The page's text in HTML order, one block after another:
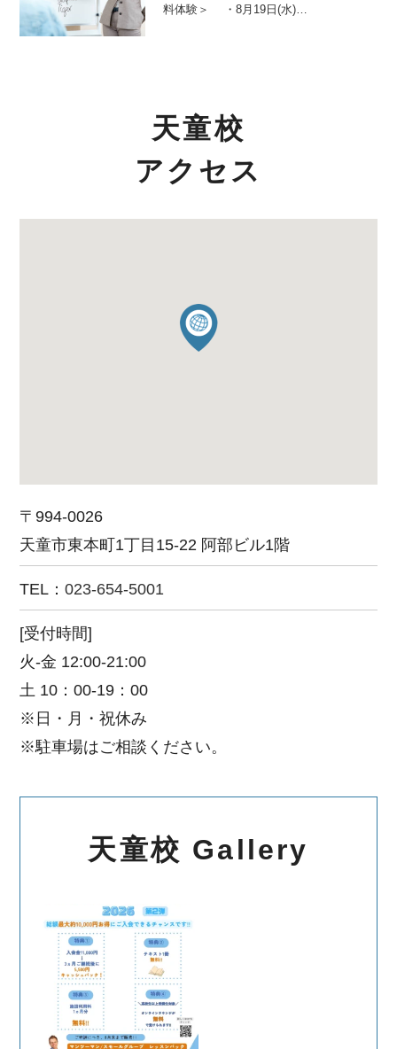
料体験＞ ・8月19日(水)…
天童校
アクセス
〒994-0026
天童市東本町1丁目15-22 阿部ビル1階
TEL：023-654-5001
[受付時間]
火-金 12:00-21:00
土 10：00-19：00
※日・月・祝休み
※駐車場はご相談ください。
天童校 Gallery